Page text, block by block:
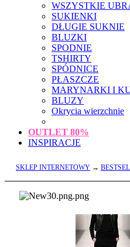
WSZYSTKIE
SUKIENKI
DŁUGIE SUKNIE
BLUZKI
SPODNIE
TSHIRTY
SPÓDNICE
PŁASZCZE
MARYNARKI I
BLUZY
Okrycia wierzchnie
OUTLET 80%
INSPIRACJE
SKLEP INTERNETOWY →